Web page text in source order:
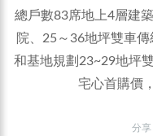
總戶數83席地上4層建
院、25～36地坪雙車
和基地規劃23~29地坪
宅心首購價
分享